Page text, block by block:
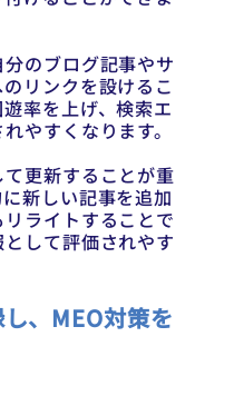
のブログ記事やサ
リンクを設けるこ
率を上げ、検索エ
やすくなります。
更新することが重
新しい記事を追加
ライトすることで
して評価されやす
、MEO対策を